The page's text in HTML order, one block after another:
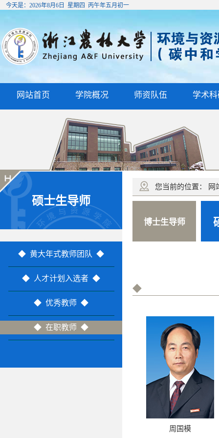
今天是： 2026年8月6日 星期四 丙午年五月初一
网站首页 学院概况 师资队伍 学术
硕士生导师
◆ 黄大年式教师团队 ◆
◆ 人才计划入选者 ◆
◆ 优秀教师 ◆
◆ 在职教师 ◆
您当前的位置： 网
博士生导师
◆
周国模